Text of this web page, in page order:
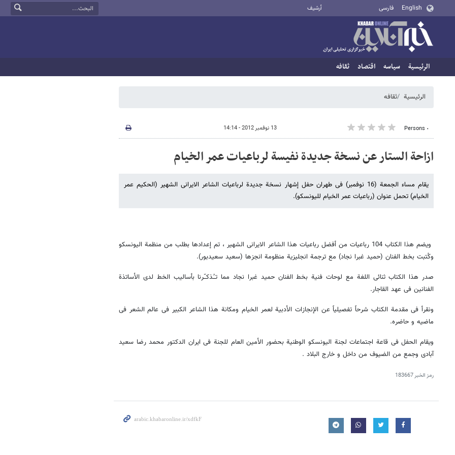
English فارسی أرشيف
الرئيسية سیاسه اقتصاد ثقافه
الرئيسية ثقافه
٠ Persons 13 نوفمبر 2012 - 14:14
ازاحة الستار عن نسخة جدیدة نفیسة لرباعیات عمر الخیام
یقام مساء الجمعة (16 نوفمبر) فی طهران حفل إشهار نسخة جدیدة لرباعیات الشاعر الایرانی الشهیر (الحکیم عمر
الخیام) تحمل عنوان (رباعیات عمر الخیام للیونسکو).
ویضم هذا الکتاب 104 رباعیات من أفضل رباعیات هذا الشاعر الایرانی الشهیر ، تم إعدادها بطلب من منظمة الیونسکو
وکُتبت بخط الفنان (حمید غبرا نجاد) مع ترجمة انجلیزیة منظومة انجزها (سعید سعیدبور).
صدر هذا الکتاب ثنائی اللغة مع لوحات فنیة بخط الفنان حمید غبرا نجاد مما تـُذکـّرنا بأسالیب الخط لدی الأساتذة
الفنانین فی عهد القاجار.
ونقرأ فی مقدمة الکتاب شرحاً تفصیلیاً عن الإنجازات الأدبیة لعمر الخیام ومکانة هذا الشاعر الکبیر فی عالم الشعر فی
ماضیه و حاضره.
ویقام الحفل فی قاعة اجتماعات لجنة الیونسکو الوطنیة بحضور الأمین العام للجنة فی ایران الدکتور محمد رضا سعید
آبادی وجمع من الضیوف من داخل و خارج البلاد .
رمز الخبر183667